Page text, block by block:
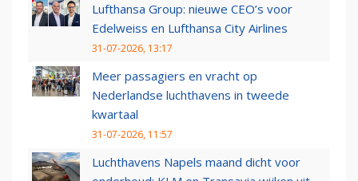
Lufthansa Group: nieuwe CEO’s voor
Edelweiss en Lufthansa City Airlines
31-07-2026, 13:17
Meer passagiers en vracht op
Nederlandse luchthavens in tweede
kwartaal
31-07-2026, 11:57
Luchthavens Napels maand dicht voor